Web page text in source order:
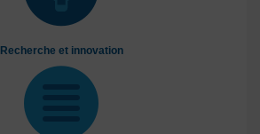
Recherche et innovation